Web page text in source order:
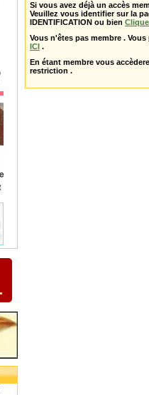
Si vous avez déjà un accès
Veuillez vous identifier sur la
IDENTIFICATION ou bien
Vous n'êtes pas membre .
ICI .
En étant membre vous
restriction .